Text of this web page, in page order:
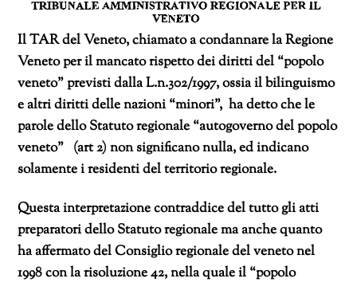
Il TAR del Veneto, chiamato a condannare la Regione
Veneto per il mancato rispetto dei diritti del “popolo
veneto” previsti dalla L.n.302/1997, ossia il bilinguismo
e altri diritti delle nazioni “minori”, ha detto che le
parole dello Statuto regionale “autogoverno del popolo
veneto” (art 2) non significano nulla, ed indicano
solamente i residenti del territorio regionale.
Questa interpretazione contraddice del tutto gli atti
preparatori dello Statuto regionale ma anche quanto
ha affermato del Consiglio regionale del veneto nel
1998 con la risoluzione 42, nella quale il “popolo